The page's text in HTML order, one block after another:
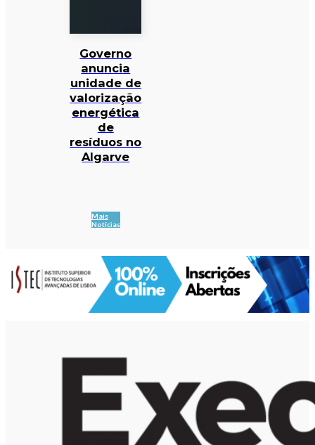
Governo
anuncia
unidade de
valorização
energética
de
resíduos no
Algarve
Mais
Notícias